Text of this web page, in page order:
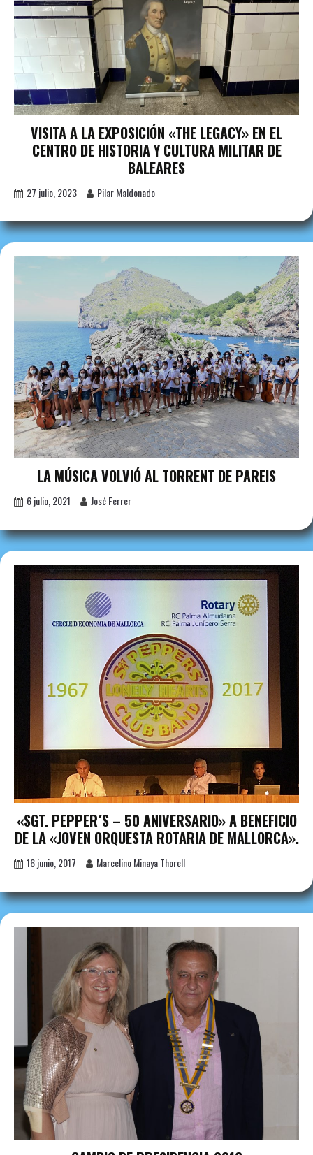
VISITA A LA EXPOSICIÓN «THE LEGACY» EN EL
CENTRO DE HISTORIA Y CULTURA MILITAR DE
BALEARES
27 julio, 2023 Pilar Maldonado
LA MÚSICA VOLVIÓ AL TORRENT DE PAREIS
6 julio, 2021 José Ferrer
«SGT. PEPPER´S – 50 ANIVERSARIO» A BENEFICIO
DE LA «JOVEN ORQUESTA ROTARIA DE MALLORCA».
16 junio, 2017 Marcelino Minaya Thorell